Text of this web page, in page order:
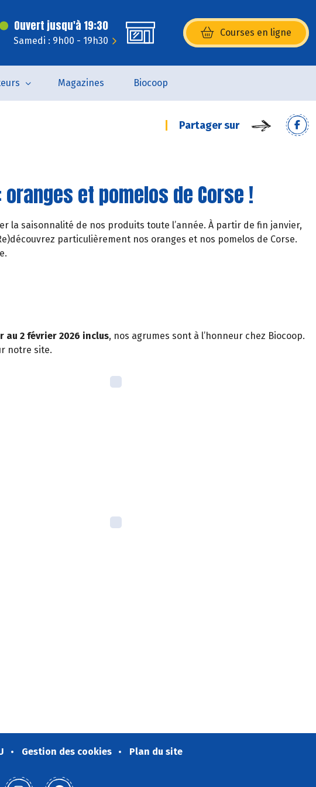
Ouvert jusqu'à 19:30
Samedi : 9h00 - 19h30
Courses en ligne
(s’ouvre dans une nouvelle
Magazines Biocoop
Partager sur
et pomelos de Corse !
la saisonnalité de nos produits toute l’année. À partir de fin janvier,
particulièrement nos oranges et nos pomelos de Corse.
au 2 février 2026 inclus, nos agrumes sont à l’honneur chez Biocoop.
notre site.
Gestion des cookies Plan du site